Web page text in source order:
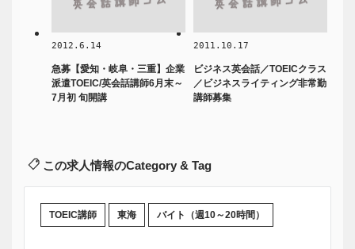
2012.6.14
急募【愛知・岐阜・三重】企業
派遣TOEIC/英会話講師6月末～
7月初 旬開講
2011.10.17
ビジネス英会話／TOEICクラス
／ビジネスライティング非常勤
講師募集
この求人情報のCategory & Tag
TOEIC講師 東海 バイト（週10～20時間）